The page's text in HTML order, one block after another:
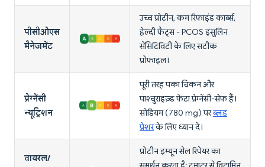
पीसीओएस
मैनेजमेंट
उच्च प्रोटीन, कम रिफाइंड कार्ब्स,
हेल्दी फैट्स - PCOS इंसुलिन
सेंसिटिविटी के लिए सटीक
प्रोफाइल।
प्रेग्नेंसी
न्यूट्रिशन
पूरी तरह पका चिकन और
पाश्चुराइज़्ड फेटा प्रेग्नेंसी-सेफ हैं।
सोडियम (780 mg) परब्लड
प्रेशरके लिए ध्यान दें।
वायरल/
प्रोटीन इम्यून सेल रिपेयर का